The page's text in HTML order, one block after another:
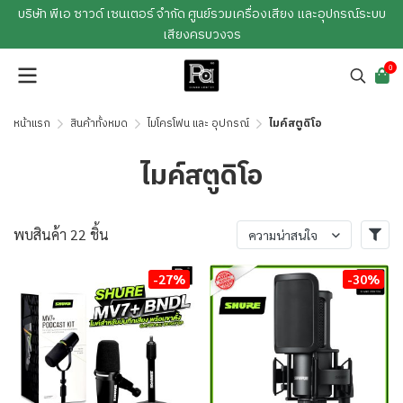
บริษัท พีเอ ซาวด์ เซนเตอร์ จำกัด ศูนย์รวมเครื่องเสียง และอุปกรณ์ระบบ
เสียงครบวงจร
0
หน้าแรก สินค้าทั้งหมด ไมโครโฟน และ อุปกรณ์ ไมค์สตูดิโอ
ไมค์สตูดิโอ
พบสินค้า 22 ชิ้น ความน่าสนใจ
-27% -30%